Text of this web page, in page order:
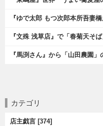
カテゴリ
店主戯言 [374]